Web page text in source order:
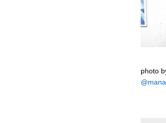
photo